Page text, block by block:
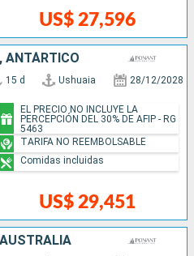
US$ 27,596
ANTÁRTICO
15 d Ushuaia 28/12/2028
US$ 29,451
EL PRECIO NO INCLUYE LA
PERCEPCIÓN DEL 30% DE AFIP - RG
5463
TARIFA NO REEMBOLSABLE
Comidas incluidas